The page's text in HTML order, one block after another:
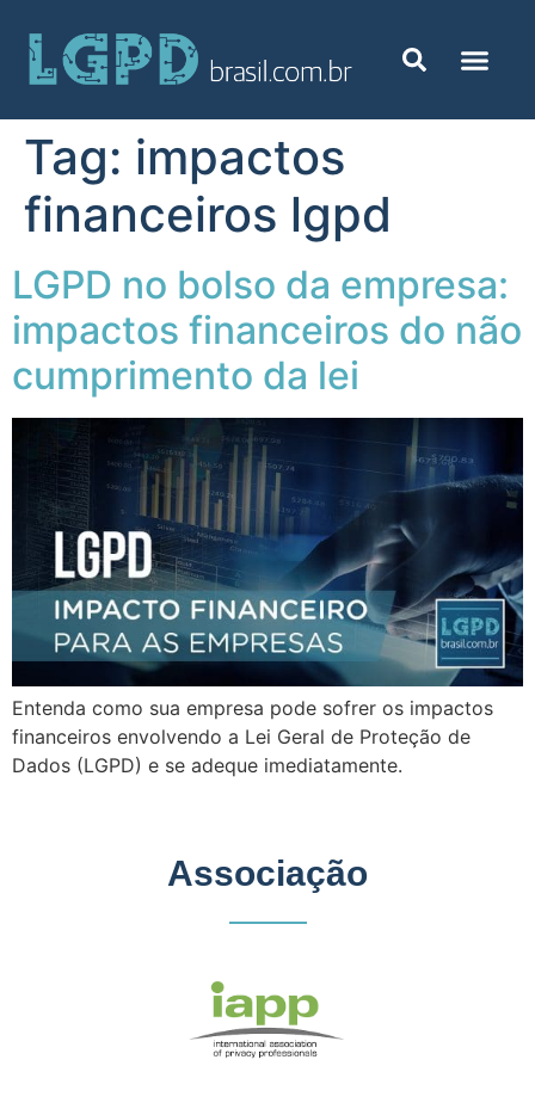
Tag: impactos
financeiros lgpd
LGPD no bolso da empresa:
impactos financeiros do não
cumprimento da lei
Entenda como sua empresa pode sofrer os impactos
financeiros envolvendo a Lei Geral de Proteção de
Dados (LGPD) e se adeque imediatamente.
Associação